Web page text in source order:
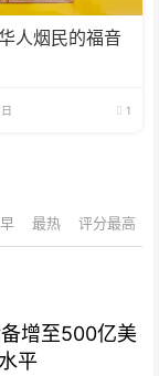
人烟民的福音
1
最热 评分最高
增至500亿美
平